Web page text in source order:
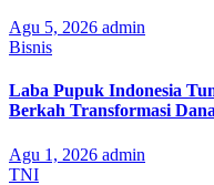
Agu 5, 2026 admin
Bisnis
Laba Pupuk Indonesia
Berkah Transformasi
Agu 1, 2026 admin
TNI